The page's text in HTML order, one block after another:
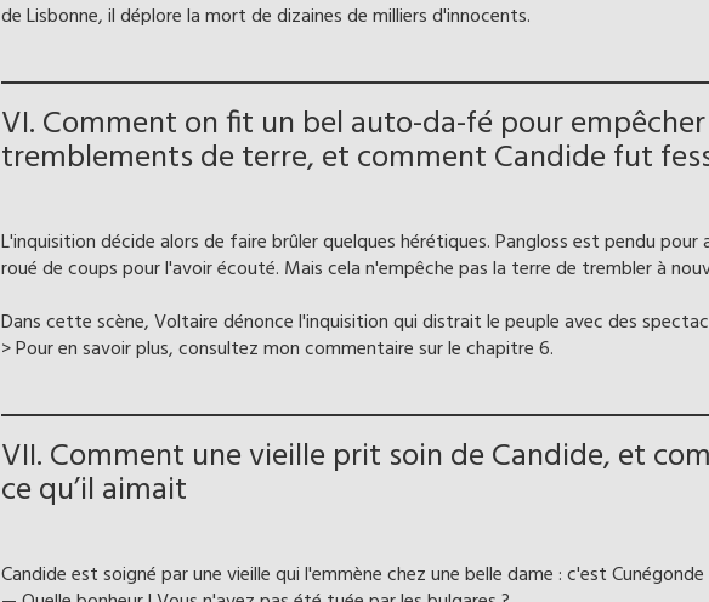
de Lisbonne, il déplore la mort de dizaines de milliers d'innocents.
VI. Comment on fit un bel auto-da-fé pour
tremblements de terre, et comment Candide fut
L'inquisition décide alors de faire brûler quelques hérétiques. Pangloss est pendu pour
roué de coups pour l'avoir écouté. Mais cela n'empêche pas la terre de trembler à
Dans cette scène, Voltaire dénonce l'inquisition qui distrait le peuple avec des
> Pour en savoir plus, consultez mon commentaire sur le chapitre 6.
VII. Comment une vieille prit soin de Candide, et
ce qu’il aimait
Candide est soigné par une vieille qui l'emmène chez une belle dame : c'est Cunégonde